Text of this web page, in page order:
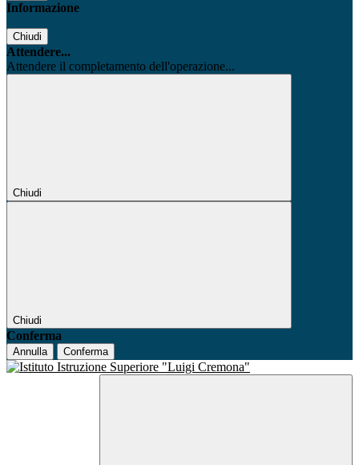
Informazione
Chiudi
Attendere...
Attendere il completamento dell'operazione...
Chiudi
Chiudi
Conferma
Annulla Conferma